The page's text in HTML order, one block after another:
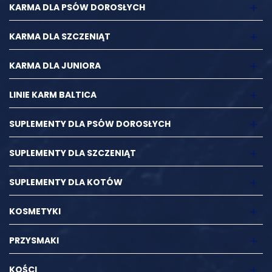
Składniki analityczne:Białkowe surowe 13,2%, tłuszcz
surowy 5,8% (23% w suchej masie), wilgotność 75,3%, popiół
KARMA DLA PSÓW DOROSŁYCH
KARMA DLA SZCZENIĄT
KARMA DLA JUNIORA
LINIE KARM BALTICA
SUPLEMENTY DLA PSÓW DOROSŁYCH
SUPLEMENTY DLA SZCZENIĄT
SUPLEMENTY DLA KOTÓW
KOSMETYKI
PRZYSMAKI